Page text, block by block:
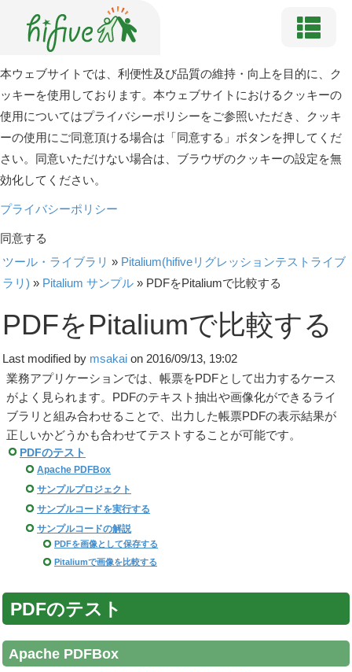
本ウェブサイトでは、利便性及び品質の維持・向上を目的に、ク
ッキーを使用しております。本ウェブサイトにおけるクッキーの
使用についてはプライバシーポリシーをご参照いただき、クッキ
ーの使用にご同意頂ける場合は「同意する」ボタンを押してくだ
さい。同意いただけない場合は、ブラウザのクッキーの設定を無
効化してください。
プライバシーポリシー
同意する
ツール・ライブラリ » Pitalium(hifiveリグレッションテストライブ
ラリ) » Pitalium サンプル » PDFをPitaliumで比較する
PDFをPitaliumで比較する
Last modified by msakai on 2016/09/13, 19:02
業務アプリケーションでは、帳票をPDFとして出力するケース
がよく見られます。PDFのテキスト抽出や画像化ができるライ
ブラリと組み合わせることで、出力した帳票PDFの表示結果が
正しいかどうかも合わせてテストすることが可能です。
PDFのテスト
Apache PDFBox
サンプルプロジェクト
サンプルコードを実行する
サンプルコードの解説
PDFを画像として保存する
Pitaliumで画像を比較する
PDFのテスト
Apache PDFBox